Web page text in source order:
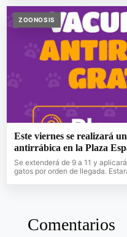
ZOONOSIS
Este viernes se realizará
antirrábica en la Plaza
Se extenderá de 9 a 11 y
gatos por orden de llegada.
Comentarios